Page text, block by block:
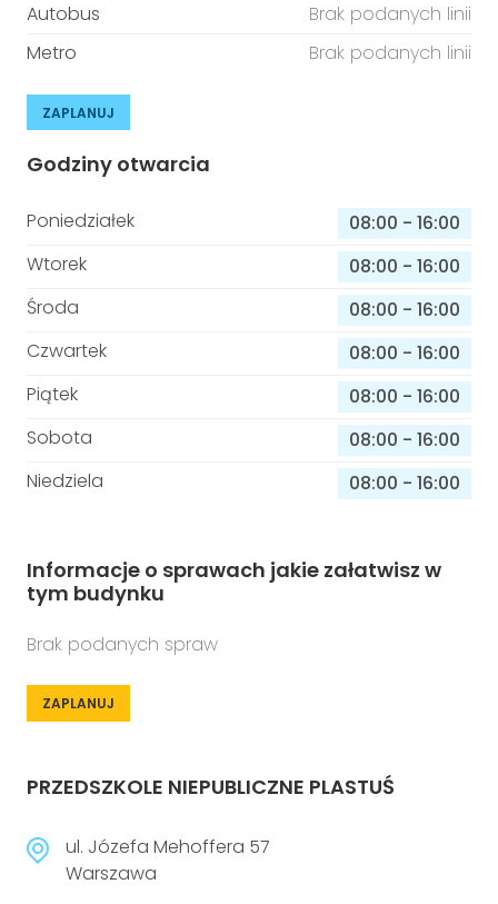
Autobus
Brak podanych linii
Metro
Brak podanych linii
ZAPLANUJ
Godziny otwarcia
Poniedziałek 08:00 - 16:00
Wtorek
08:00 - 16:00
Środa
08:00 - 16:00
Czwartek
08:00 - 16:00
Piątek
08:00 - 16:00
Sobota
08:00 - 16:00
Niedziela
08:00 - 16:00
Informacje o sprawach jakie załatwisz w
tym budynku
Brak podanych spraw
ZAPLANUJ
PRZEDSZKOLE NIEPUBLICZNE PLASTUŚ
ul. Józefa Mehoffera 57
Warszawa